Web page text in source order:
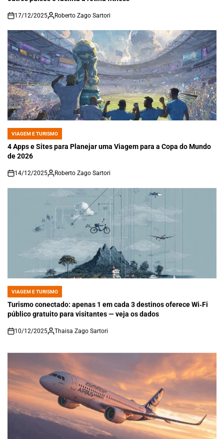
on
17/12/2025 Roberto Zago Sartori
POSTED
IN
VIAGEM E TURISMO
4 Apps e Sites para Planejar uma Viagem para a Copa do Mundo
de 2026
on
14/12/2025 Roberto Zago Sartori
POSTED
IN
VIAGEM E TURISMO
Turismo conectado: apenas 1 em cada 3 destinos oferece Wi‑Fi
público gratuito para visitantes — veja os dados
on
10/12/2025 Thaisa Zago Sartori